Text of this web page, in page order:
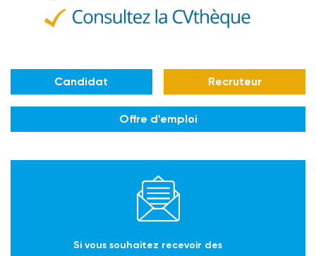
Candidat Recruteur
Offre d'emploi
Si vous souhaitez recevoir des